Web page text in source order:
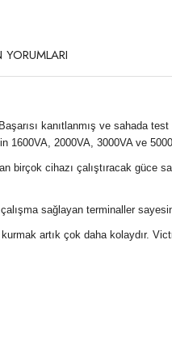
YORUMLARI
kanıtlanmış ve sahada
2000VA, 3000VA ve
birçok cihazı çalıştıracak
sağlayan terminaller
artık çok daha kolaydır.